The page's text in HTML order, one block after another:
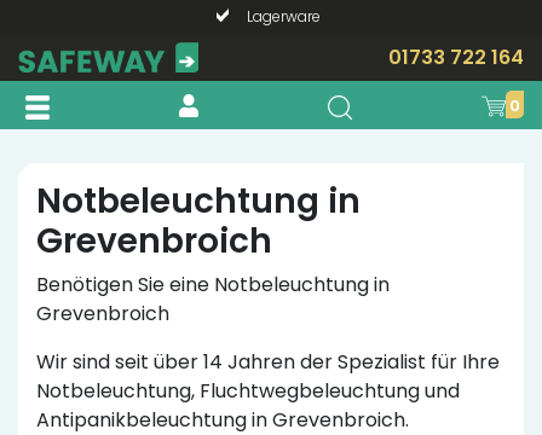
Lagerware
Telefonische Beratung? 01733 722 164
0
Notbeleuchtung in
Grevenbroich
Benötigen Sie eine Notbeleuchtung in
Grevenbroich
Wir sind seit über 14 Jahren der Spezialist für Ihre
Notbeleuchtung, Fluchtwegbeleuchtung und
Antipanikbeleuchtung in Grevenbroich.